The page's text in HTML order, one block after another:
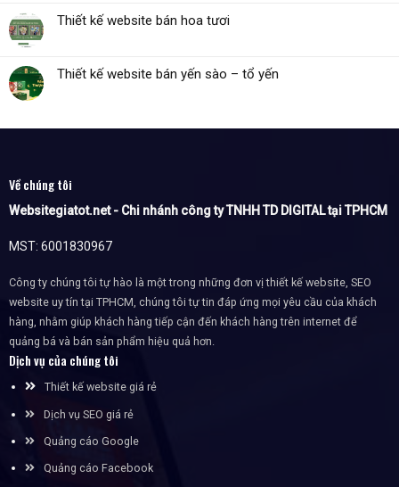
Thiết kế website bán hoa tươi
Thiết kế website bán yến sào – tổ yến
Về chúng tôi
Websitegiatot.net - Chi nhánh công ty TNHH TD DIGITAL tại TPHCM
MST: 6001830967
Công ty chúng tôi tự hào là một trong những đơn vị thiết kế website, SEO
website uy tín tại TPHCM, chúng tôi tự tin đáp ứng mọi yêu cầu của khách
hàng, nhằm giúp khách hàng tiếp cận đến khách hàng trên internet để
quảng bá và bán sản phẩm hiệu quả hơn.
Dịch vụ của chúng tôi
Thiết kế website giá rẻ
Dịch vụ SEO giá rẻ
Quảng cáo Google
Quảng cáo Facebook